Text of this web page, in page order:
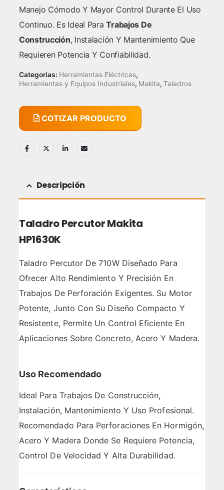
Manejo Cómodo Y Mayor Control Durante El Uso
Continuo. Es Ideal ParaTrabajos De
Construcción, Instalación Y Mantenimiento Que
Requieren Potencia Y Confiabilidad.
Categorías: Herramientas Eléctricas,
Herramientas y Equipos Industriales, Makita, Taladros
COTIZAR PRODUCTO
Descripción
Taladro Percutor Makita
HP1630K
Taladro Percutor De 710W Diseñado Para
Ofrecer Alto Rendimiento Y Precisión En
Trabajos De Perforación Exigentes. Su Motor
Potente, Junto Con Su Diseño Compacto Y
Resistente, Permite Un Control Eficiente En
Aplicaciones Sobre Concreto, Acero Y Madera.
Uso Recomendado
Ideal Para Trabajos De Construcción,
Instalación, Mantenimiento Y Uso Profesional.
Recomendado Para Perforaciones En Hormigón,
Acero Y Madera Donde Se Requiere Potencia,
Control De Velocidad Y Alta Durabilidad.